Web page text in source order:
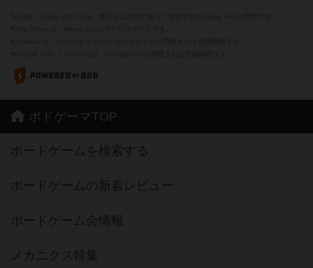
ボドゲーマTOP
ボードゲームを検索する
ボードゲームの新着レビュー
ボードゲーム会情報
メカニクス特集